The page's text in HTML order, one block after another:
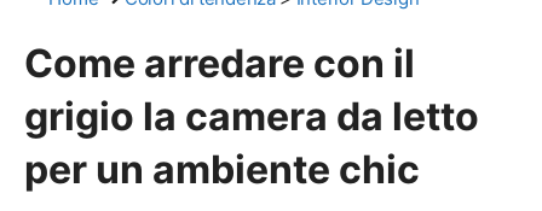
Come arredare con il
grigio la camera da letto
per un ambiente chic